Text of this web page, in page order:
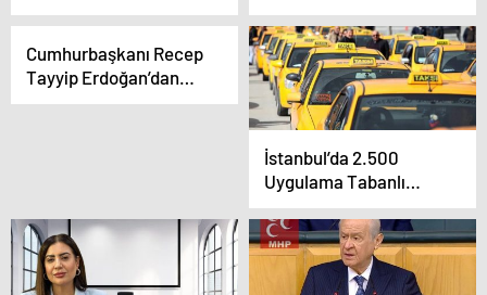
Kampanyasında
Çıktı
Elektrik Kesintisi
Büyük Kaos Yarattı
Cumhurbaşkanı Recep
Tayyip Erdoğan’dan
Nüfus ve Kadın Hakları
İstanbul’da 2.500
Uygulama Tabanlı
Taksi İçin İhale Kararı